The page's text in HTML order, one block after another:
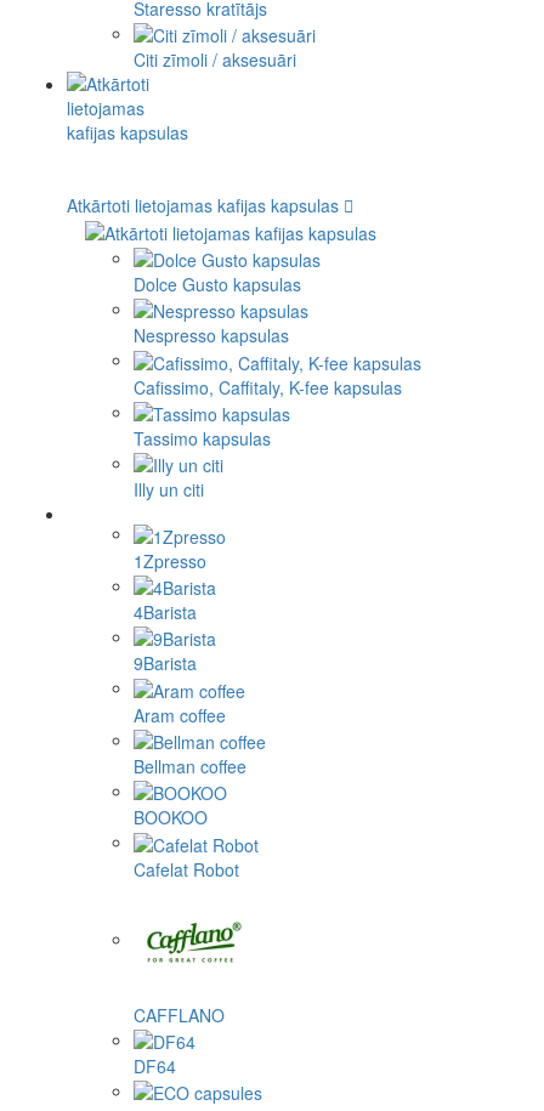
Staresso kratītājs
Citi zīmoli / aksesuāri
Atkārtoti lietojamas kafijas kapsulas
Dolce Gusto kapsulas
Nespresso kapsulas
Cafissimo, Caffitaly, K-fee kapsulas
Tassimo kapsulas
Illy un citi
1Zpresso
4Barista
9Barista
Aram coffee
Bellman coffee
BOOKOO
Cafelat Robot
CAFFLANO
DF64